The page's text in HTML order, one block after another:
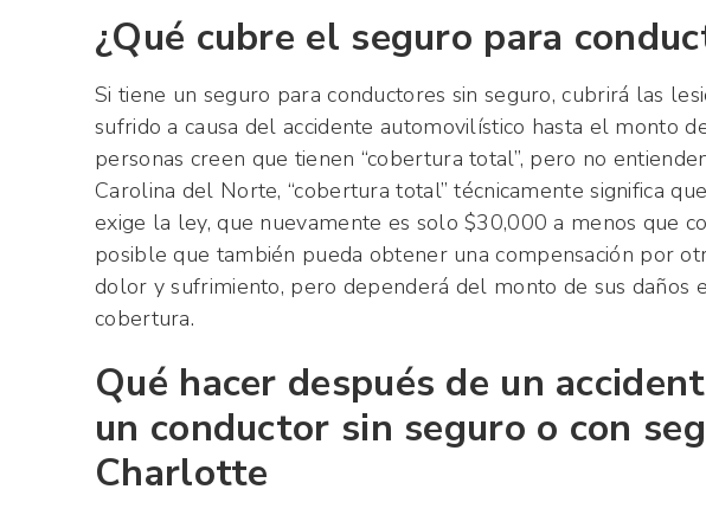
¿Qué cubre el seguro para
Si tiene un seguro para conductores sin seguro, cubrirá las
sufrido a causa del accidente automovilístico hasta el monto
personas creen que tienen “cobertura total”, pero no
Carolina del Norte, “cobertura total” técnicamente significa
exige la ley, que nuevamente es solo $30,000 a menos que
posible que también pueda obtener una compensación por
dolor y sufrimiento, pero dependerá del monto de sus daños
cobertura.
Qué hacer después de un
un conductor sin seguro o con
Charlotte